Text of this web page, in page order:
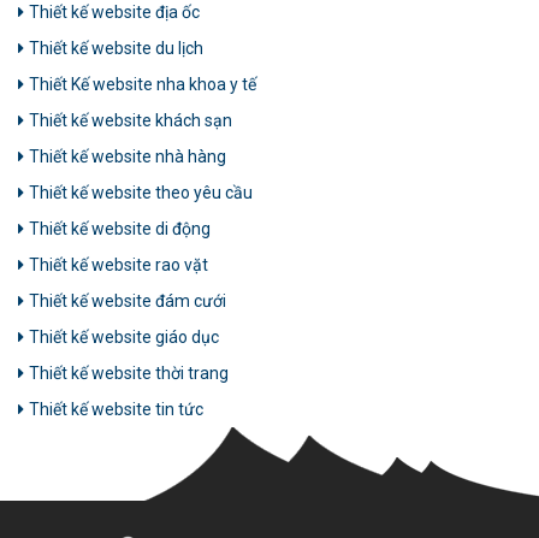
Thiết kế website địa ốc
Thiết kế website du lịch
Thiết Kế website nha khoa y tế
Thiết kế website khách sạn
Thiết kế website nhà hàng
Thiết kế website theo yêu cầu
Thiết kế website di động
Thiết kế website rao vặt
Thiết kế website đám cưới
Thiết kế website giáo dục
Thiết kế website thời trang
Thiết kế website tin tức